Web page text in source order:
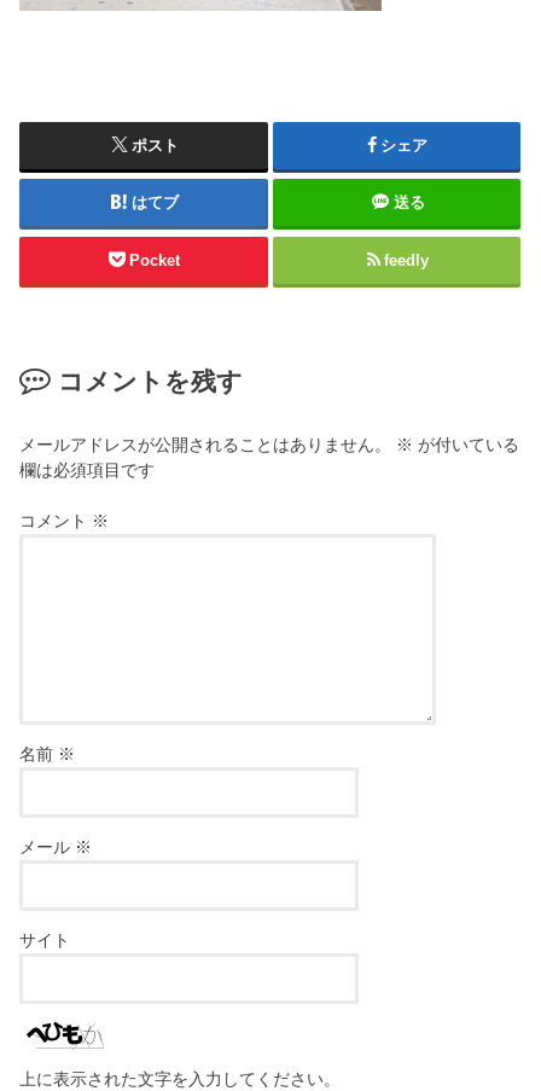
ポスト シェア
はてブ 送る
Pocket feedly
コメントを残す
メールアドレスが公開されることはありません。 ※ が付いている
欄は必須項目です
コメント ※
名前 ※
メール ※
サイト
上に表示された文字を入力してください。